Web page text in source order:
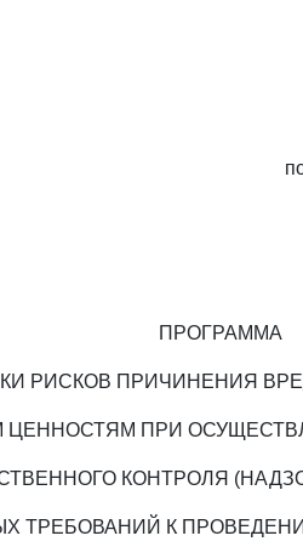
ПРОГРАММА
РИСКОВ ПРИЧИНЕНИЯ
ЦЕННОСТЯМ ПРИ
КОНТРОЛЯ
ТРЕБОВАНИЙ К